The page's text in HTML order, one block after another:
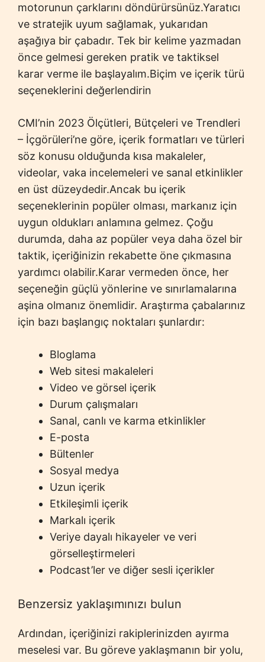
motorunun çarklarını döndürürsünüz.Yaratıcı
ve stratejik uyum sağlamak, yukarıdan
aşağıya bir çabadır. Tek bir kelime yazmadan
önce gelmesi gereken pratik ve taktiksel
karar verme ile başlayalım.Biçim ve içerik türü
seçeneklerini değerlendirin
CMI’nin 2023 Ölçütleri, Bütçeleri ve Trendleri
– İçgörüleri’ne göre, içerik formatları ve türleri
söz konusu olduğunda kısa makaleler,
videolar, vaka incelemeleri ve sanal etkinlikler
en üst düzeydedir.Ancak bu içerik
seçeneklerinin popüler olması, markanız için
uygun oldukları anlamına gelmez. Çoğu
durumda, daha az popüler veya daha özel bir
taktik, içeriğinizin rekabette öne çıkmasına
yardımcı olabilir.Karar vermeden önce, her
seçeneğin güçlü yönlerine ve sınırlamalarına
aşina olmanız önemlidir. Araştırma çabalarınız
için bazı başlangıç noktaları şunlardır:
Bloglama
Web sitesi makaleleri
Video ve görsel içerik
Durum çalışmaları
Sanal, canlı ve karma etkinlikler
E-posta
Bültenler
Sosyal medya
Uzun içerik
Etkileşimli içerik
Markalı içerik
Veriye dayalı hikayeler ve veri
görselleştirmeleri
Podcast’ler ve diğer sesli içerikler
Benzersiz yaklaşımınızı bulun
Ardından, içeriğinizi rakiplerinizden ayırma
meselesi var. Bu göreve yaklaşmanın bir yolu,